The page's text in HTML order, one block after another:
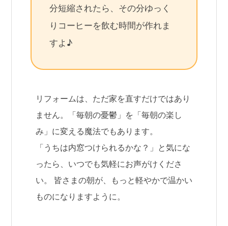
分短縮されたら、その分ゆっく
りコーヒーを飲む時間が作れま
すよ♪
リフォームは、ただ家を直すだけではあり
ません。「毎朝の憂鬱」を「毎朝の楽し
み」に変える魔法でもあります。
「うちは内窓つけられるかな？」と気にな
ったら、いつでも気軽にお声がけくださ
い。 皆さまの朝が、もっと軽やかで温かい
ものになりますように。